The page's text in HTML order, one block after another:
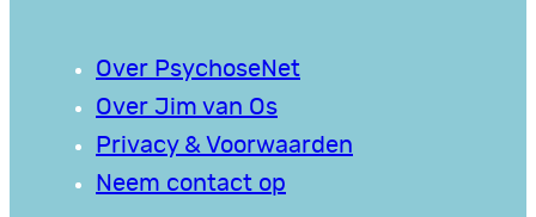
Over PsychoseNet
Over Jim van Os
Privacy & Voorwaarden
Neem contact op